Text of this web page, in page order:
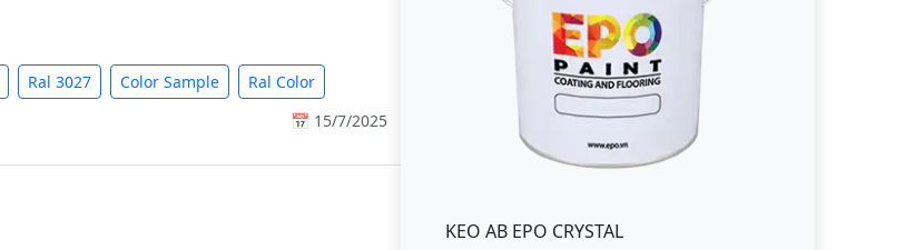
Ral 3027 Color Sample
Ral Color
📅 15/7/2025
KEO AB EPO CRYSTAL